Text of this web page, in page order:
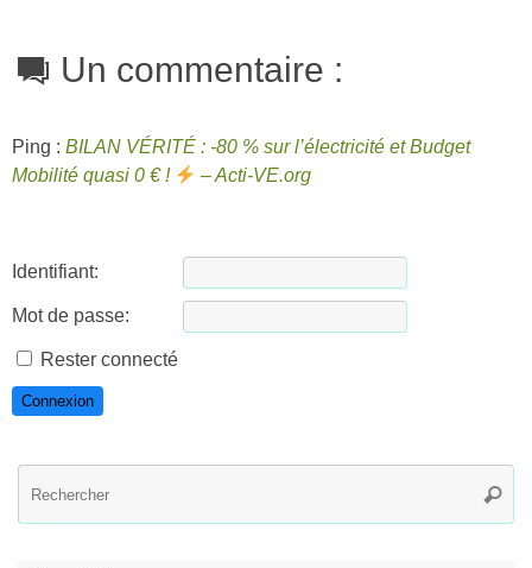
Un commentaire :
Ping : BILAN VÉRITÉ : -80 % sur l’électricité et Budget
Mobilité quasi 0 € !
– Acti-VE.org
Identifiant:
Mot de passe:
Rester connecté
Connexion